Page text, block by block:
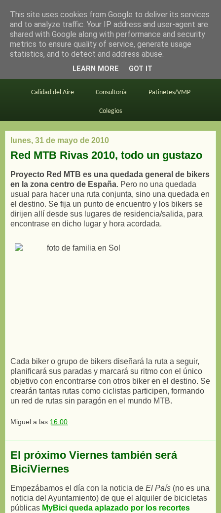
en bici por madrid
Este blog BiciMAD Primeros consejos
Calidad del Aire Consultoría Patinetes/VMP
Colegios
lunes, 31 de mayo de 2010
Red MTB Rivas 2010, todo un gustazo
Proyecto Red MTB es una quedada general de bikers
en la zona centro de España. Pero no una quedada
usual para hacer una ruta conjunta, sino una quedada en
el destino. Se fija un punto de encuentro y los bikers se
dirijen allí desde sus lugares de residencia/salida, para
encontrase en dicho lugar y hora acordada.
Cada biker o grupo de bikers diseñará la ruta a seguir,
planificará sus paradas y marcará su ritmo con el único
objetivo con encontrarse con otros biker en el destino. Se
crearán tantas rutas como ciclistas participen, formando
un red de rutas sin paragón en el mundo MTB.
Miguel a las 16:00
El próximo Viernes también será
BiciViernes
Empezábamos el día con la noticia de El País (no es una
noticia del Ayuntamiento) de que el alquiler de bicicletas
públicas MyBici queda aplazado por los recortes
This site uses cookies from Google to deliver its services
and to analyze traffic. Your IP address and user-agent are
shared with Google along with performance and security
metrics to ensure quality of service, generate usage
statistics, and to detect and address abuse.
LEARN MORE GOT IT